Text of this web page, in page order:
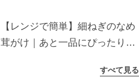
【レンジで簡単】細ねぎのなめ
茸がけ｜あと一品にぴったり副
すべて見る